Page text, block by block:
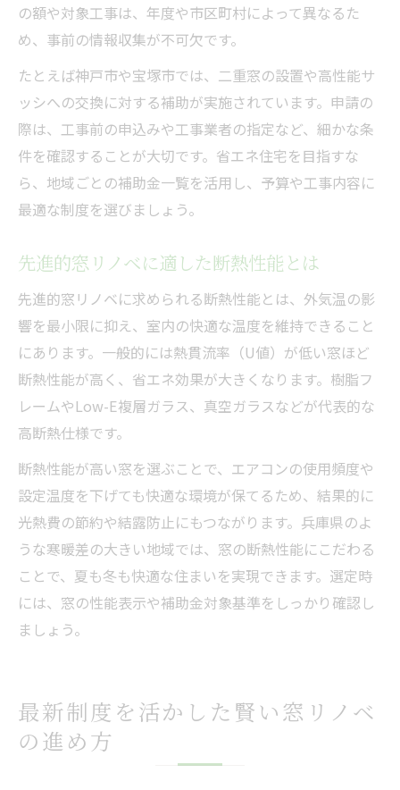
の額や対象工事は、年度や市区町村によって異なるた
め、事前の情報収集が不可欠です。
たとえば神戸市や宝塚市では、二重窓の設置や高性能サ
ッシへの交換に対する補助が実施されています。申請の
際は、工事前の申込みや工事業者の指定など、細かな条
件を確認することが大切です。省エネ住宅を目指すな
ら、地域ごとの補助金一覧を活用し、予算や工事内容に
最適な制度を選びましょう。
先進的窓リノベに適した断熱性能とは
先進的窓リノベに求められる断熱性能とは、外気温の影
響を最小限に抑え、室内の快適な温度を維持できること
にあります。一般的には熱貫流率（U値）が低い窓ほど
断熱性能が高く、省エネ効果が大きくなります。樹脂フ
レームやLow-E複層ガラス、真空ガラスなどが代表的な
高断熱仕様です。
断熱性能が高い窓を選ぶことで、エアコンの使用頻度や
設定温度を下げても快適な環境が保てるため、結果的に
光熱費の節約や結露防止にもつながります。兵庫県のよ
うな寒暖差の大きい地域では、窓の断熱性能にこだわる
ことで、夏も冬も快適な住まいを実現できます。選定時
には、窓の性能表示や補助金対象基準をしっかり確認し
ましょう。
最新制度を活かした賢い窓リノベ
の進め方